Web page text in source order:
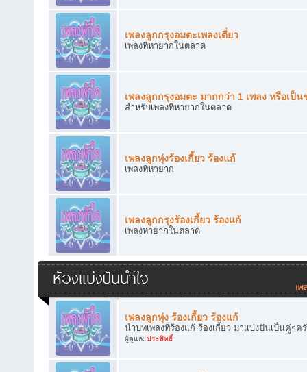
เพลงลูกกรุงอมตะเพลงเดี่ยว
เพลงที่หายากในตลาด
เพลงลูกกรุงอมตะ มากกว่า 1 เพลง หรือเป็น
สำหรับเพลงที่หายากในตลาด
เพลงลูกทุ่งร้องเกี้ยว ร้องแก้
เพลงที่หายาก
เพลงลูกกรุงร้องเกี้ยว ร้องแก้
เพลงหายากในตลาด
ห้องแบ่งปันน้ำใจ
เพลงลูกทุ่ง ร้องเกี้ยว ร้องแก้
นำบทเพลงที่ร้องแก้ ร้องเกี้ยว มาแบ่งปันเป็นคู่ๆค
ผู้ดูแล: ประสิทธิ์